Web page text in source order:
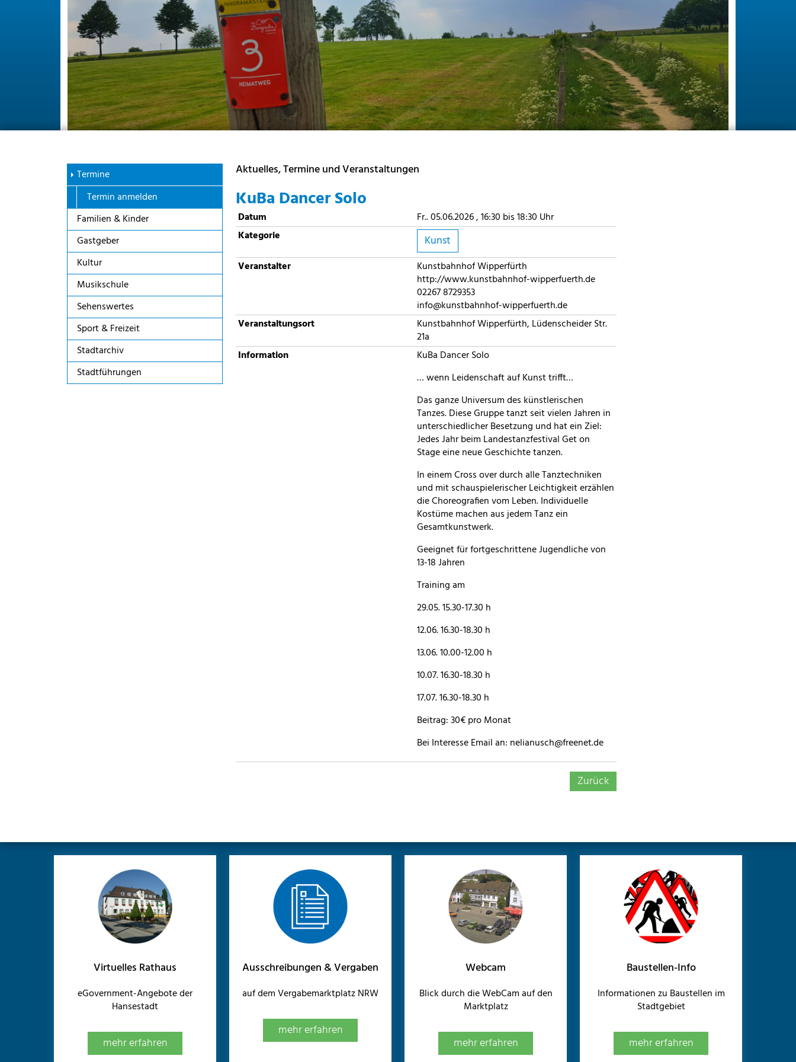
Termine
Termin anmelden
Familien & Kinder
Gastgeber
Kultur
Musikschule
Sehenswertes
Sport & Freizeit
Stadtarchiv
Stadtführungen
Aktuelles, Termine und Veranstaltungen
KuBa Dancer Solo
Datum
Fr.. 05.06.2026 , 16:30 bis 18:30 Uhr
Kategorie
Kunst
Veranstalter
Kunstbahnhof Wipperfürth
http://www.kunstbahnhof-wipperfuerth.de
02267 8729353
info@kunstbahnhof-wipperfuerth.de
Veranstaltungsort
Kunstbahnhof Wipperfürth, Lüdenscheider Str.
21a
Information
KuBa Dancer Solo
… wenn Leidenschaft auf Kunst trifft…
Das ganze Universum des künstlerischen
Tanzes. Diese Gruppe tanzt seit vielen Jahren in
unterschiedlicher Besetzung und hat ein Ziel:
Jedes Jahr beim Landestanzfestival Get on
Stage eine neue Geschichte tanzen.
In einem Cross over durch alle Tanztechniken
und mit schauspielerischer Leichtigkeit erzählen
die Choreografien vom Leben. Individuelle
Kostüme machen aus jedem Tanz ein
Gesamtkunstwerk.
Geeignet für fortgeschrittene Jugendliche von
13-18 Jahren
Training am
29.05. 15.30-17.30 h
12.06. 16.30-18.30 h
13.06. 10.00-12.00 h
10.07. 16.30-18.30 h
17.07. 16.30-18.30 h
Beitrag: 30€ pro Monat
Bei Interesse Email an: nelianusch@freenet.de
Zurück
Virtuelles Rathaus
eGovernment-Angebote der
Hansestadt
mehr erfahren
Ausschreibungen & Vergaben
auf dem Vergabemarktplatz NRW
mehr erfahren
Webcam
Blick durch die WebCam auf den
Marktplatz
mehr erfahren
Baustellen-Info
Informationen zu Baustellen im
Stadtgebiet
mehr erfahren